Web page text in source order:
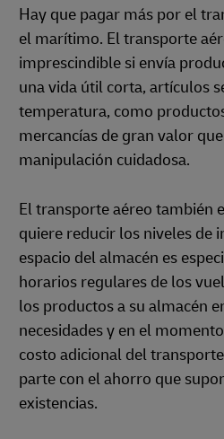
Hay que pagar más por el
el marítimo. El transporte
imprescindible si envía
una vida útil corta, artículos
temperatura, como
mercancías de gran valor
manipulación cuidadosa.
El transporte aéreo también
quiere reducir los niveles de
espacio del almacén es
horarios regulares de los
los productos a su almacén
necesidades y en el
costo adicional del
parte con el ahorro que
existencias.